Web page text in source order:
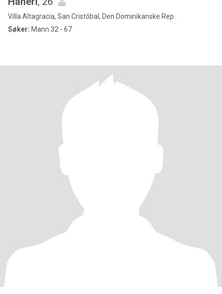
Villa Altagracia, San Cristóbal, Den Dominikanske Rep.
Søker: Mann 32 - 67